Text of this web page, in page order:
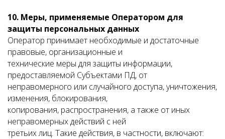
10. Меры, применяемые Оператором для
защиты персональных данных
Оператор принимает необходимые и достаточные
правовые, организационные и
технические меры для защиты информации,
предоставляемой Субъектами ПД, от
неправомерного или случайного доступа, уничтожения,
изменения, блокирования,
копирования, распространения, а также от иных
неправомерных действий с ней
третьих лиц. Такие действия, в частности, включают: